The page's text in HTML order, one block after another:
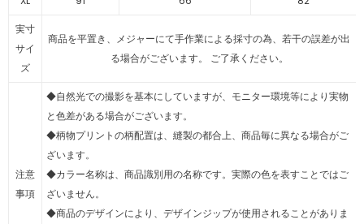
実寸
サイ
ズ
商品を平置き、メジャーにて手作業による採寸の為、若干の誤差が出
る場合がございます。 ご了承ください。
注意
事項
◆自然光での撮影を基本にしていますが、モニター環境等により実物
と色差がある場合がございます。
◆柄物プリントの柄配置は、縫製の都合上、商品毎に異なる場合がご
ざいます。
◆カラー名称は、商品識別用の名称です。実際の色を表すことではご
ざいません。
◆商品のデザインにより、デザインジップが使用されることがありま